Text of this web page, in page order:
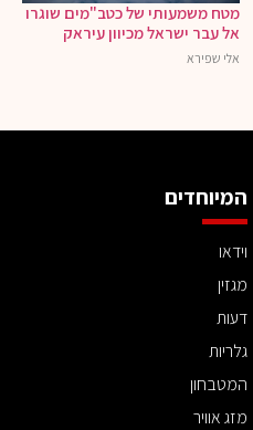
מטח משמעותי של כטב"מים שוגרו
אל עבר ישראל מכיוון עיראק
אלי שפירא
המיוחדים
וידאו
מגזין
דעות
גלריות
המטבחון
מזג אוויר